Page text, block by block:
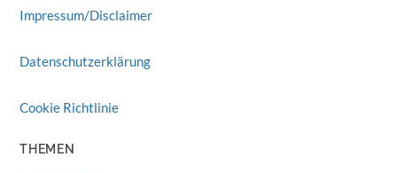
Impressum/Disclaimer
Datenschutzerklärung
Cookie Richtlinie
THEMEN